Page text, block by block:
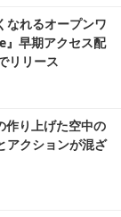
なれるオープンワ
』早期アクセス配
リリース
り上げた空中の
アクションが混ざ